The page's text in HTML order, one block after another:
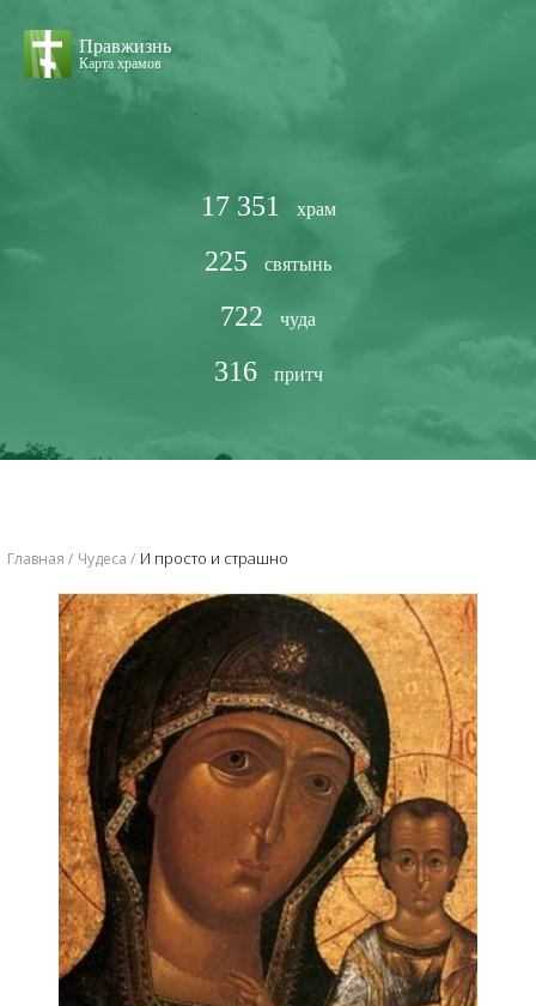
Правжизнь
Карта храмов
17 351 храм
225 святынь
722 чуда
316 притч
Главная Чудеса И просто и страшно